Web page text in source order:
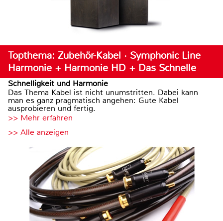
Topthema: Zubehör-Kabel · Symphonic Line
Harmonie + Harmonie HD + Das Schnelle
Schnelligkeit und Harmonie
Das Thema Kabel ist nicht unumstritten. Dabei kann
man es ganz pragmatisch angehen: Gute Kabel
ausprobieren und fertig.
>> Mehr erfahren
>> Alle anzeigen